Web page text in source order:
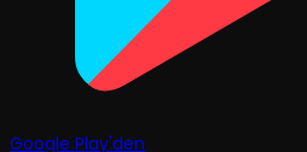
Google Play'den